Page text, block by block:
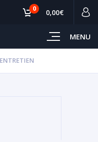
MENU
0 0,00€